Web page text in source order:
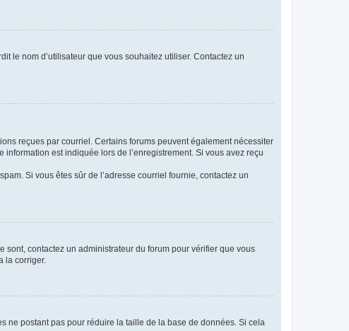
le nom d’utilisateur que vous souhaitez utiliser. Contactez un
reçues par courriel. Certains forums peuvent également nécessiter
est indiquée lors de l’enregistrement. Si vous avez reçu
Si vous êtes sûr de l’adresse courriel fournie, contactez un
sont, contactez un administrateur du forum pour vérifier que vous
la corriger.
ne postant pas pour réduire la taille de la base de données. Si cela